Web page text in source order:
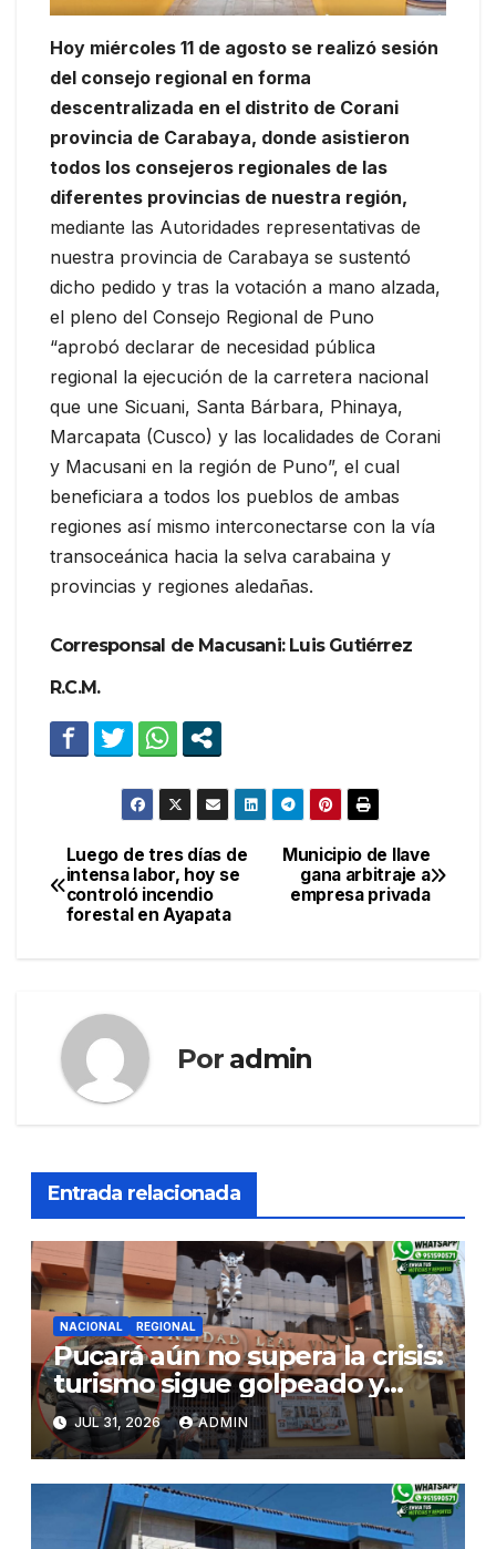
Hoy miércoles 11 de agosto se realizó sesión
del consejo regional en forma
descentralizada en el distrito de Corani
provincia de Carabaya, donde asistieron
todos los consejeros regionales de las
diferentes provincias de nuestra región,
mediante las Autoridades representativas de
nuestra provincia de Carabaya se sustentó
dicho pedido y tras la votación a mano alzada,
el pleno del Consejo Regional de Puno
“aprobó declarar de necesidad pública
regional la ejecución de la carretera nacional
que une Sicuani, Santa Bárbara, Phinaya,
Marcapata (Cusco) y las localidades de Corani
y Macusani en la región de Puno”, el cual
beneficiara a todos los pueblos de ambas
regiones así mismo interconectarse con la vía
transoceánica hacia la selva carabaina y
provincias y regiones aledañas.
Corresponsal de Macusani: Luis Gutiérrez
R.C.M.
Navegación
de
Municipio de Ilave
gana arbitraje a
empresa privada
Luego de tres días de
intensa labor, hoy se
controló incendio
forestal en Ayapata
Por admin
Entrada relacionada
NACIONAL REGIONAL
Pucará aún no supera la crisis:
turismo sigue golpeado y
alcaldesa exige al nuevo
Gobierno fondos para obras
paralizadas
JUL 31, 2026 ADMIN